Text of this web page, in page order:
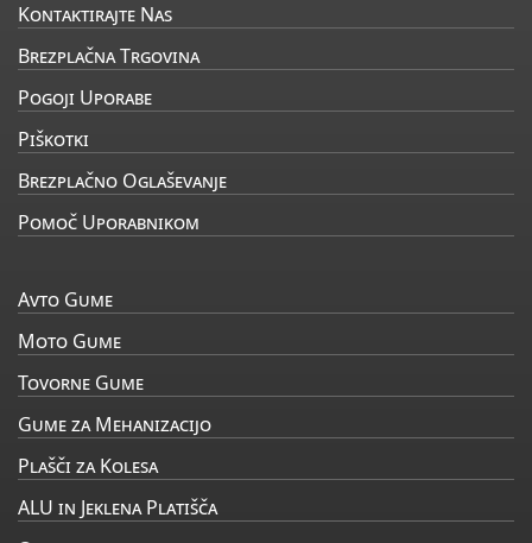
Kontaktirajte Nas
Brezplačna Trgovina
Pogoji Uporabe
Piškotki
Brezplačno Oglaševanje
Pomoč Uporabnikom
Avto Gume
Moto Gume
Tovorne Gume
Gume za Mehanizacijo
Plašči za Kolesa
ALU in Jeklena Platišča